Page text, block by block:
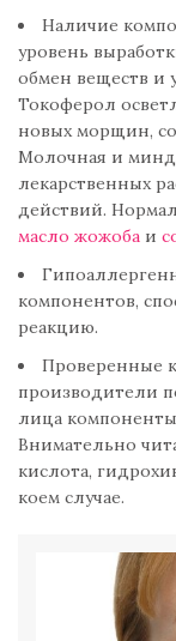
Наличие
уровень
обмен веществ и
Токоферол
новых морщин,
Молочная и
лекарственных
действий.
масло жожоба и
компонентов,
реакцию.
Проверенные
производители
лица
Внимательно
кислота,
коем случае.